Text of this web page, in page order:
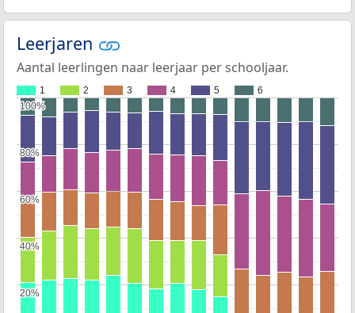
Leerjaren
Aantal leerlingen naar leerjaar per schooljaar.
1 2 3 4 5 6
20%
20%
40%
40%
60%
60%
80%
80%
100%
100%